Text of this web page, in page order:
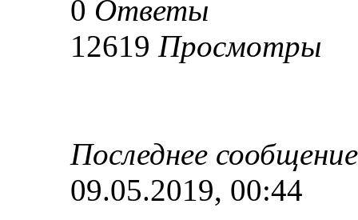
0 Ответы
12619 Просмотры
Последнее
09.05.2019, 00:44